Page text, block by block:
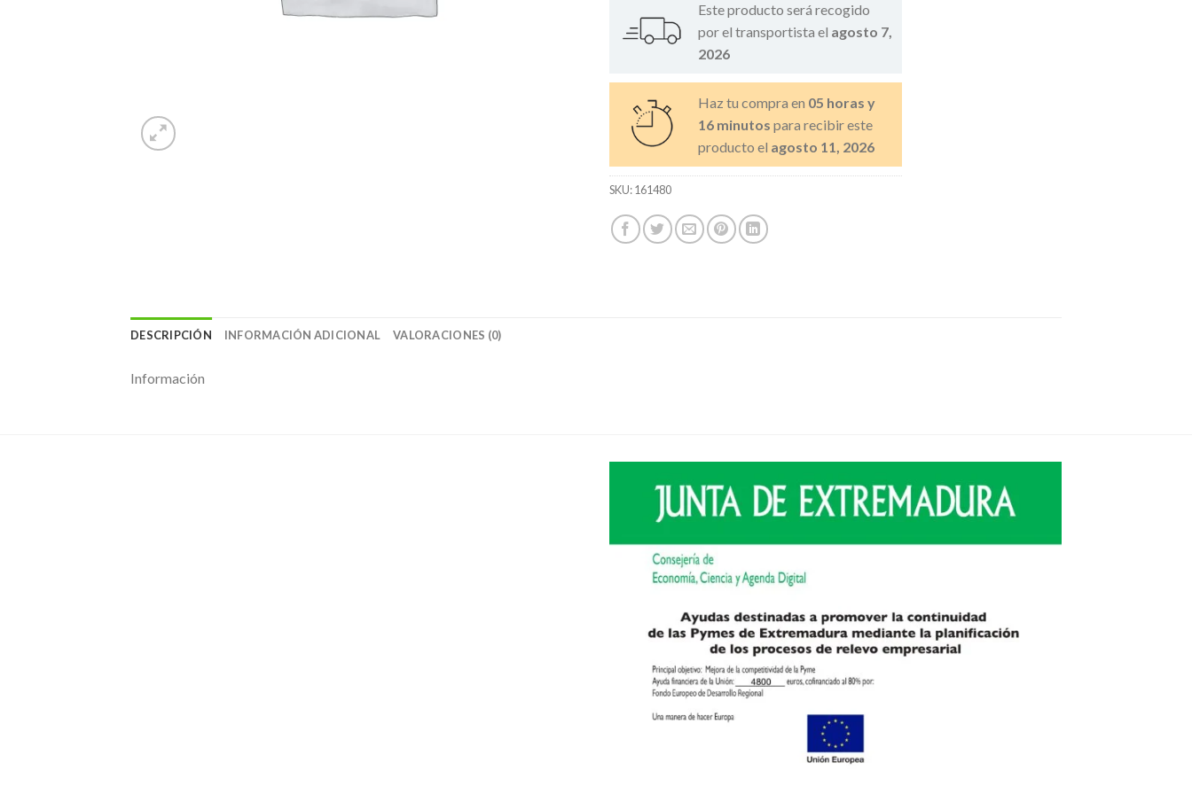
Este producto será recogido
por el transportista el agosto 7,
2026
Haz tu compra en 05 horas y
16 minutos para recibir este
producto el agosto 11, 2026
SKU:161480
DESCRIPCIÓN INFORMACIÓN ADICIONAL VALORACIONES (0)
Información